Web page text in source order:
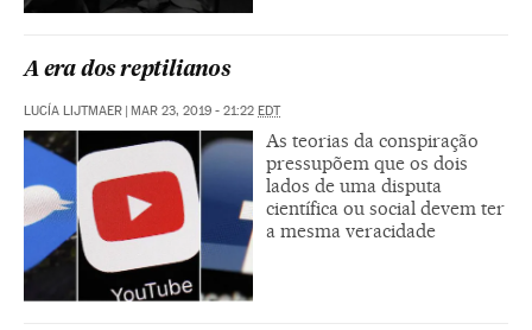
A era dos reptilianos
LUCÍA LIJTMAER | MAR 23, 2019 - 21:22 EDT
As teorias da conspiração
pressupõem que os dois
lados de uma disputa
científica ou social devem ter
a mesma veracidade